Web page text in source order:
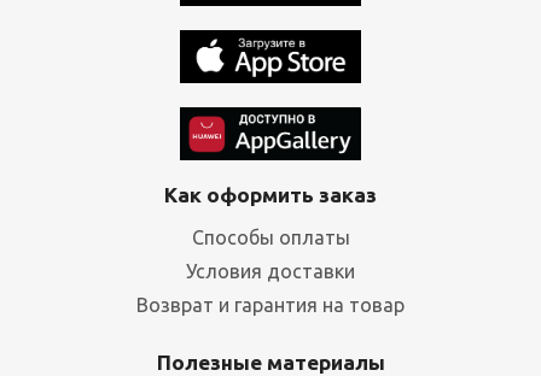
Как оформить заказ
Способы оплаты
Условия доставки
Возврат и гарантия на товар
Полезные материалы